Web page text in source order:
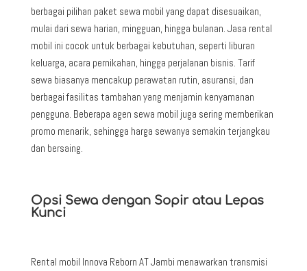
berbagai pilihan paket sewa mobil yang dapat disesuaikan,
mulai dari sewa harian, mingguan, hingga bulanan. Jasa rental
mobil ini cocok untuk berbagai kebutuhan, seperti liburan
keluarga, acara pernikahan, hingga perjalanan bisnis. Tarif
sewa biasanya mencakup perawatan rutin, asuransi, dan
berbagai fasilitas tambahan yang menjamin kenyamanan
pengguna. Beberapa agen sewa mobil juga sering memberikan
promo menarik, sehingga harga sewanya semakin terjangkau
dan bersaing.
Opsi Sewa dengan Sopir atau Lepas
Kunci
Rental mobil Innova Reborn AT Jambi menawarkan transmisi